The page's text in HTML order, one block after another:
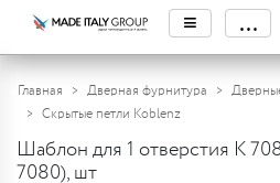
≡ ...
Главная Дверная фурнитура
Скрытые петли Koblenz
Шаблон для 1 отверстия К
7080), шт